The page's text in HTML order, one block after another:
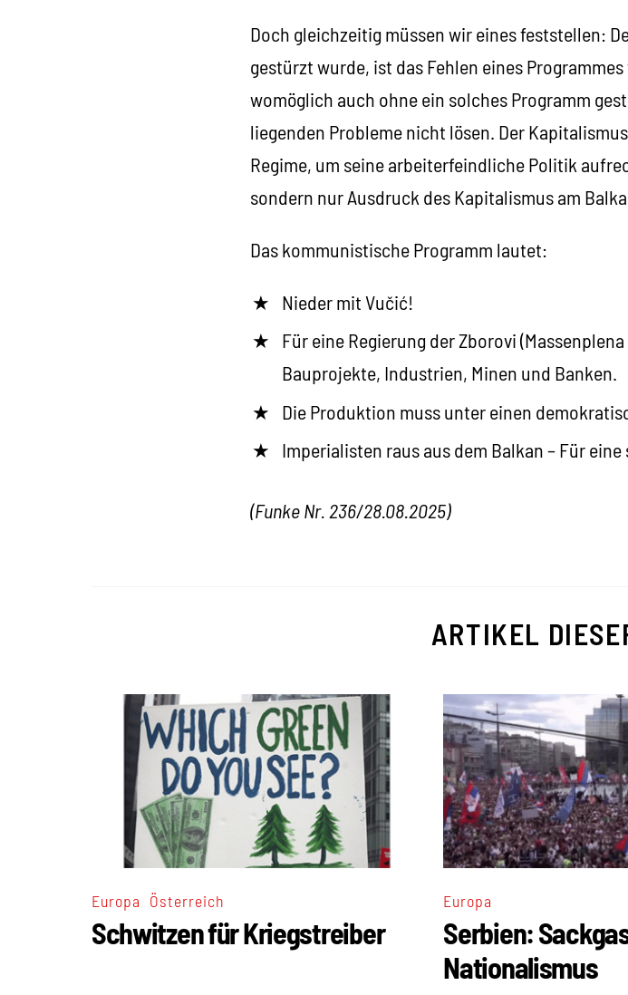
Doch gleichzeitig müssen wir eines feststellen:
gestürzt wurde, ist das Fehlen eines
womöglich auch ohne ein solches Programm
liegenden Probleme nicht lösen. Der
Regime, um seine arbeiterfeindliche Politik
sondern nur Ausdruck des Kapitalismus am
Das kommunistische Programm lautet:
Nieder mit Vučić!
Für eine Regierung der Zborovi
Bauprojekte, Industrien, Minen und Banken.
Die Produktion muss unter einen
Imperialisten raus aus dem Balkan – Für
(Funke Nr. 236/28.08.2025)
ARTIKEL
Europa Österreich
Schwitzen für Kriegstreiber
Europa
Serbien:
Nationalismus